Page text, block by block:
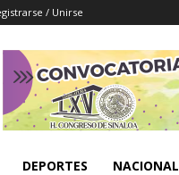
/ Unirse
DEPORTES NACIONAL